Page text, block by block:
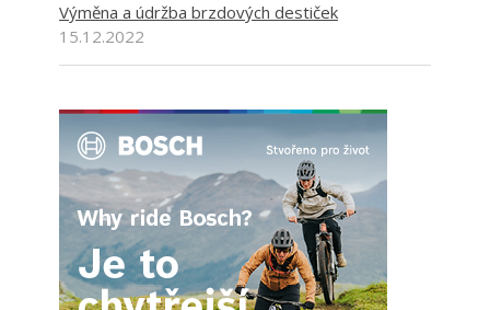
Výměna a údržba brzdových destiček
15.12.2022